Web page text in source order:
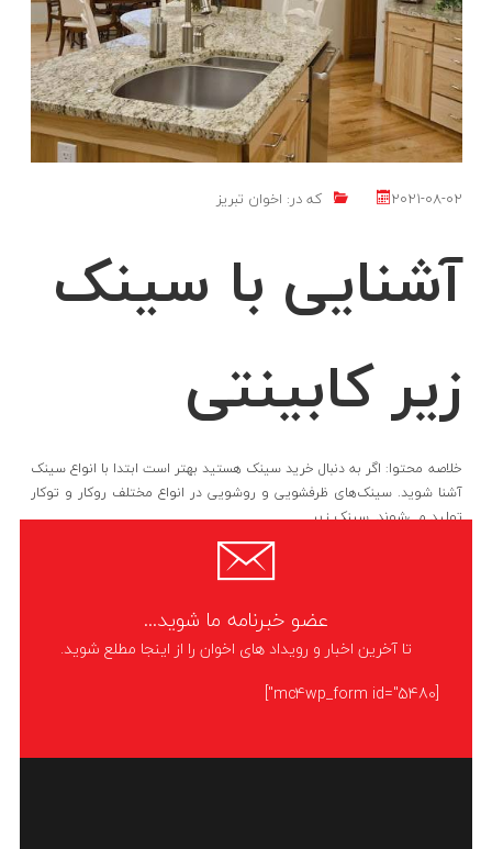
2021-08-02 که در: اخوان تبریز
آشنایی با سینک
زیر کابینتی
خلاصه محتوا: اگر به دنبال خرید سینک هستید بهتر است ابتدا با انواع سینک
آشنا شوید. سینک‌های ظرفشویی و روشویی در انواع مختلف روکار و توکار
تولید می‌شوند. سینک زیر
عضو خبرنامه ما شوید...
تا آخرین اخبار و رویداد های اخوان را از اینجا مطلع شوید.
[mc4wp_form id="5480"]